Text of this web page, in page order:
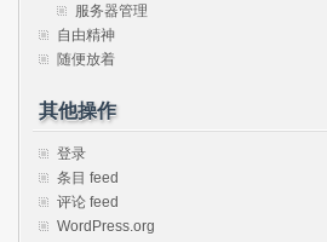
服务器管理
自由精神
随便放着
其他操作
登录
条目 feed
评论 feed
WordPress.org